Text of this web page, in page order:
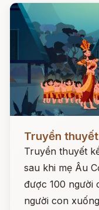
Đọc ngay
Truyền
Truyền thuyết
sau khi mẹ Âu
được 100 người
người con